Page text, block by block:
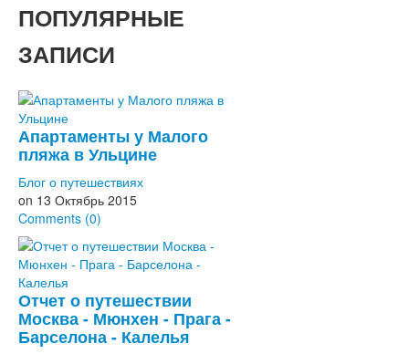
ПОПУЛЯРНЫЕ
ЗАПИСИ
Апартаменты у Малого
пляжа в Ульцине
Блог о путешествиях
on 13 Октябрь 2015
Comments (0)
Отчет о путешествии
Москва - Мюнхен - Прага -
Барселона - Калелья